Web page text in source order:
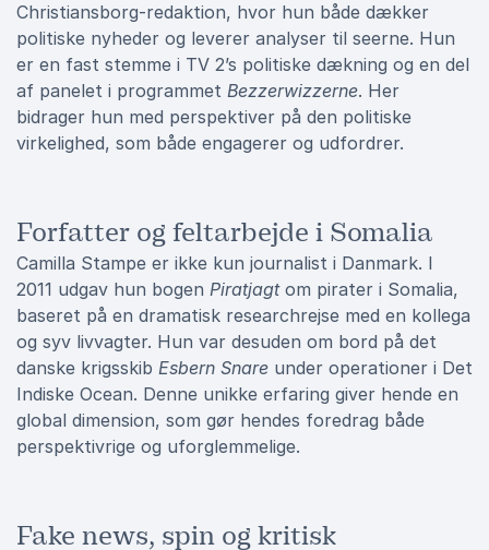
Christiansborg-redaktion, hvor hun både dækker
politiske nyheder og leverer analyser til seerne. Hun
er en fast stemme i TV 2’s politiske dækning og en del
af panelet i programmet Bezzerwizzerne. Her
bidrager hun med perspektiver på den politiske
virkelighed, som både engagerer og udfordrer.
Forfatter og feltarbejde i Somalia
Camilla Stampe er ikke kun journalist i Danmark. I
2011 udgav hun bogen Piratjagtom pirater i Somalia,
baseret på en dramatisk researchrejse med en kollega
og syv livvagter. Hun var desuden om bord på det
danske krigsskib Esbern Snare under operationer i Det
Indiske Ocean. Denne unikke erfaring giver hende en
global dimension, som gør hendes foredrag både
perspektivrige og uforglemmelige.
Fake news, spin og kritisk